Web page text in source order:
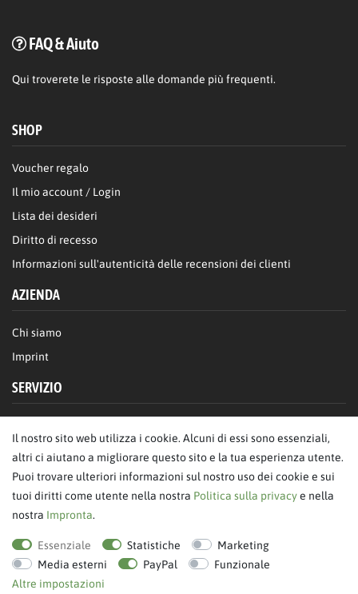
FAQ & Aiuto
Qui troverete le risposte alle domande più frequenti.
SHOP
Voucher regalo
Il mio account / Login
Lista dei desideri
Diritto di recesso
Informazioni sull'autenticità delle recensioni dei clienti
AZIENDA
Chi siamo
Imprint
SERVIZIO
Contattaci
Privacy
Termini & Condizioni
revoca dell'ordine
Il nostro sito web utilizza i cookie. Alcuni di essi sono essenziali,
altri ci aiutano a migliorare questo sito e la tua esperienza utente.
Puoi trovare ulteriori informazioni sul nostro uso dei cookie e sui
tuoi diritti come utente nella nostra Politica sulla privacye nella
nostra Impronta.
Essenziale Statistiche
Marketing
Media esterni
PayPal
Funzionale
Altre impostazioni